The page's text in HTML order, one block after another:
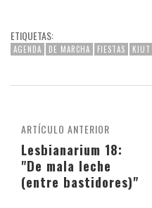
ETIQUETAS:
AGENDA DE MARCHA FIESTAS KIUT
ARTÍCULO ANTERIOR
Lesbianarium 18:
"De mala leche
(entre bastidores)"